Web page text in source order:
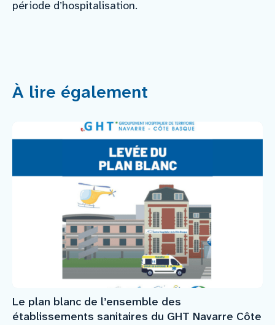
période d’hospitalisation.
À lire également
Le plan blanc de l’ensemble des
établissements sanitaires du GHT Navarre Côte